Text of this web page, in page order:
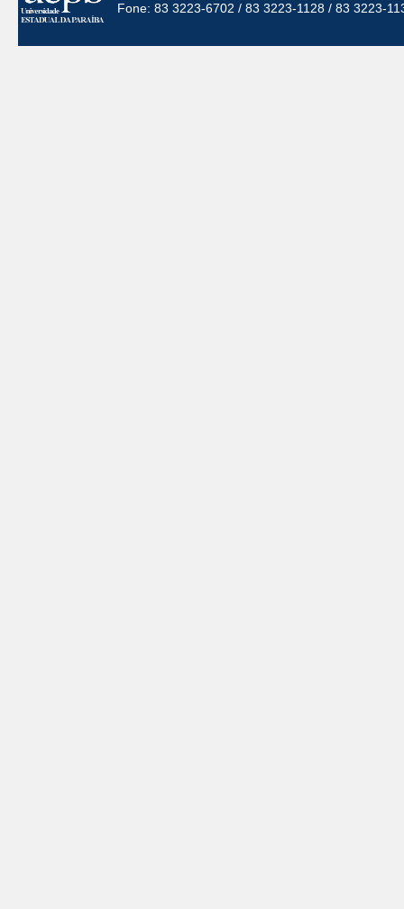
Fone: 83 3223-6702 / 83 3223-1128 / 83 3223-